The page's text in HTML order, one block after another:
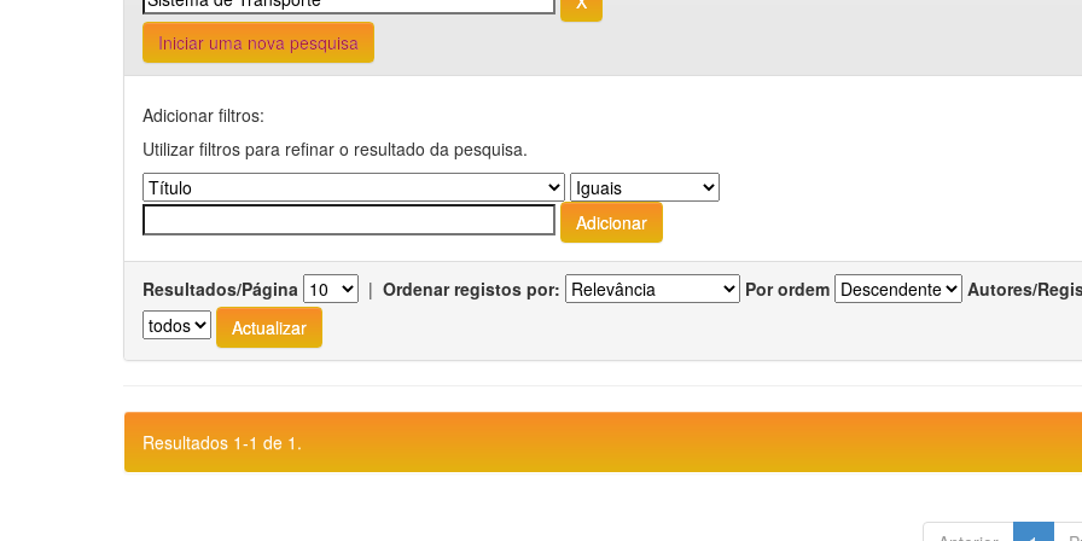
Iniciar uma nova pesquisa
Adicionar filtros:
Utilizar filtros para refinar o resultado da pesquisa.
Resultados/Página | Ordenar registos por: Por ordem Autores/
Resultados 1-1 de 1.